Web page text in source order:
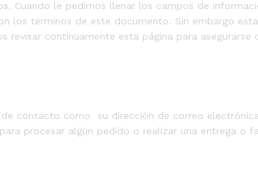
Cuando le pedimos llenar los campos de
los términos de este documento. Sin embargo
continuamente esta página para asegurarse
contacto como su dirección de correo
procesar algún pedido o realizar una entrega o